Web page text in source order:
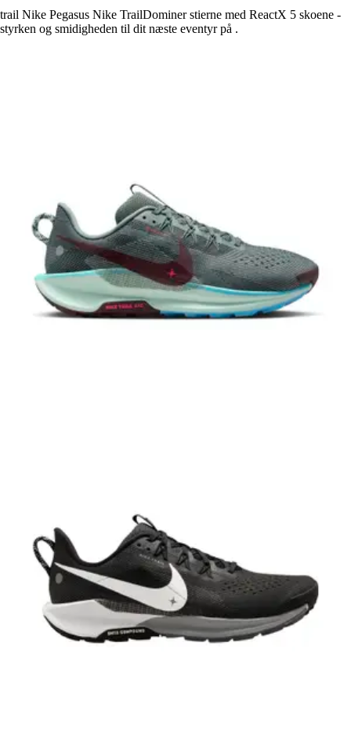
trail Nike Pegasus Nike TrailDominer stierne med ReactX 5 skoene -
styrken og smidigheden til dit næste eventyr på .